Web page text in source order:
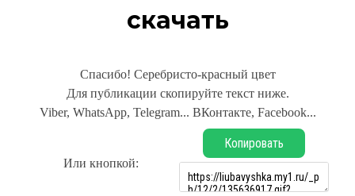
скачать
Спасибо! Серебристо-красный цвет
Для публикации скопируйте текст ниже.
Viber, WhatsApp, Telegram... ВКонтакте, Facebook...
Или кнопкой:
Копировать